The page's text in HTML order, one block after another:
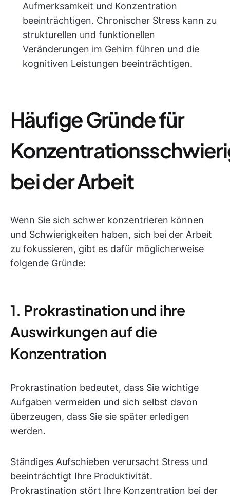
Aufmerksamkeit und Konzentration
beeinträchtigen. Chronischer Stress kann zu
strukturellen und funktionellen
Veränderungen im Gehirn führen und die
kognitiven Leistungen beeinträchtigen.
Häufige Gründe für
bei der Arbeit
Wenn Sie sich schwer konzentrieren können
und Schwierigkeiten haben, sich bei der Arbeit
zu fokussieren, gibt es dafür möglicherweise
folgende Gründe:
1. Prokrastination und ihre
Auswirkungen auf die
Konzentration
Prokrastination bedeutet, dass Sie wichtige
Aufgaben vermeiden und sich selbst davon
überzeugen, dass Sie sie später erledigen
werden.
Ständiges Aufschieben verursacht Stress und
beeinträchtigt Ihre Produktivität.
Prokrastination stört Ihre Konzentration bei der